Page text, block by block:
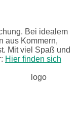
Bei idealem
aus Kommern,
Mit viel Spaß und
Hier finden sich